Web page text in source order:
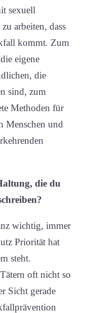
sexuell
arbeiten, dass
kommt. Zum
eigene
die
sind, zum
Methoden für
Menschen und
die du
wichtig, immer
Priorität hat
steht.
oft nicht so
Sicht gerade